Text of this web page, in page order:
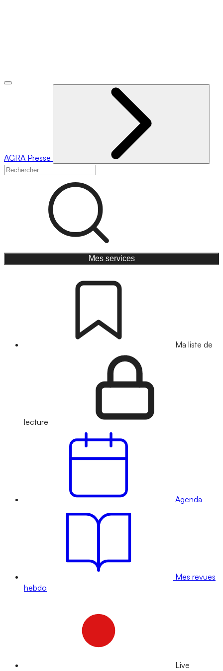
AGRA Presse
Mes services
Ma liste de
lecture
Agenda
Mes revues
hebdo
Live